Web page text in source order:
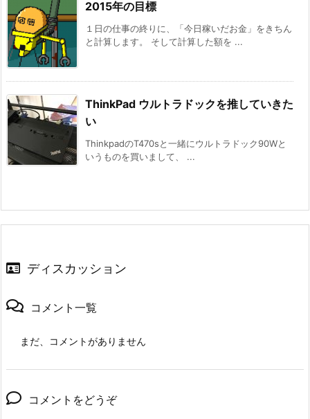
2015年の目標
１日の仕事の終りに、「今日稼いだお金」をきちん
と計算します。 そして計算した額を ...
ThinkPad ウルトラドックを推していきた
い
ThinkpadのT470sと一緒にウルトラドック90Wと
いうものを買いまして、 ...
ディスカッション
コメント一覧
まだ、コメントがありません
コメントをどうぞ